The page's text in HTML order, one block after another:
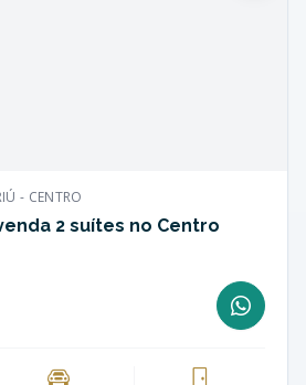
- CENTRO
2 suítes no Centro